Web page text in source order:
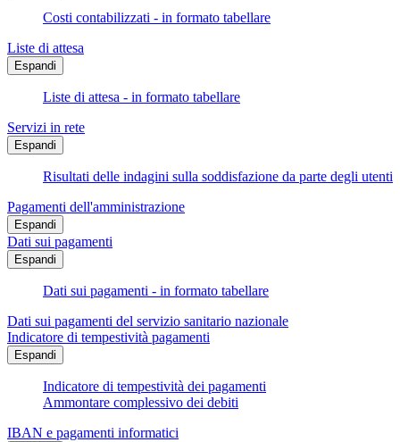
Costi contabilizzati - in formato tabellare
Liste di attesa
Espandi
Liste di attesa - in formato tabellare
Servizi in rete
Espandi
Risultati delle indagini sulla soddisfazione da parte degli utenti
Pagamenti dell'amministrazione
Espandi
Dati sui pagamenti
Espandi
Dati sui pagamenti - in formato tabellare
Dati sui pagamenti del servizio sanitario nazionale
Indicatore di tempestività pagamenti
Espandi
Indicatore di tempestività dei pagamenti
Ammontare complessivo dei debiti
IBAN e pagamenti informatici